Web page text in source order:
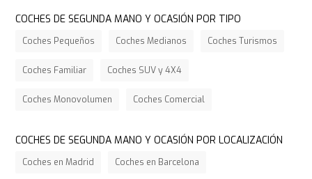
COCHES DE SEGUNDA MANO Y OCASIÓN POR TIPO
Coches Pequeños Coches Medianos Coches Turismos
Coches Familiar Coches SUV y 4X4
Coches Monovolumen Coches Comercial
COCHES DE SEGUNDA MANO Y OCASIÓN POR LOCALIZACIÓN
Coches en Madrid Coches en Barcelona